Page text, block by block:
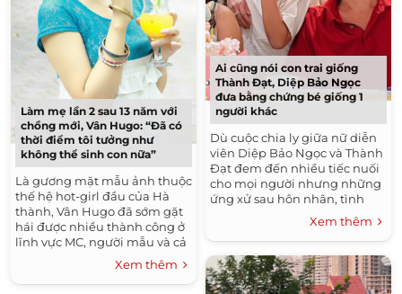
Làm mẹ lần 2 sau 13 năm với
chồng mới, Vân Hugo: “Đã có
thời điểm tôi tưởng như
không thể sinh con nữa”
Là gương mặt mẫu ảnh thuộc
thế hệ hot-girl đầu của Hà
thành, Vân Hugo đã sớm gặt
hái được nhiều thành công ở
lĩnh vực MC, người mẫu và cả
loạt phim truyền hình ăn
khách như Nhật...
Xem thêm
Ai cũng nói con trai giống
Thành Đạt, Diệp Bảo Ngọc
đưa bằng chứng bé giống 1
người khác
Dù cuộc chia ly giữa nữ diễn
viên Diệp Bảo Ngọc và Thành
Đạt đem đến nhiều tiếc nuối
cho mọi người nhưng những
ứng xử sau hôn nhân, tình
cảm tốt đẹp mà cả hai dành
cho con trai chung Kid...
Xem thêm